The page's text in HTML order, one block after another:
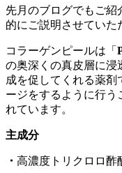
先月のブログでもご
的にご説明させていた
コラーゲンピールは「
の奥深くの真皮層に浸
成を促してくれる薬
ージをするように行
れています。
主成分
・ 高濃度トリクロロ酢